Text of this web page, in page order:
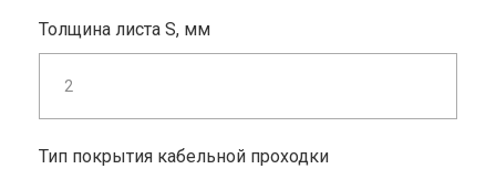
Толщина листа S, мм
Тип покрытия кабельной проходки